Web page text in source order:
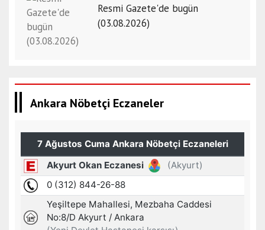
Resmi Gazete'de bugün
(03.08.2026)
Ankara Nöbetçi Eczaneler